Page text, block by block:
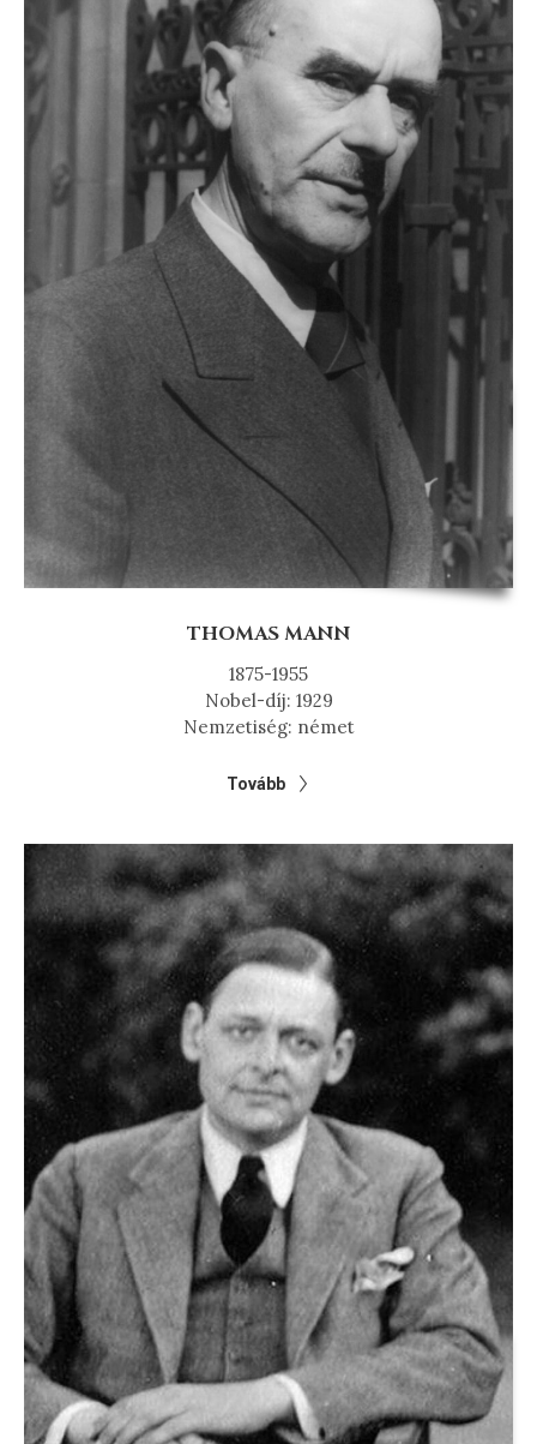
THOMAS MANN
1875-1955
Nobel-díj: 1929
Nemzetiség: német
Tovább